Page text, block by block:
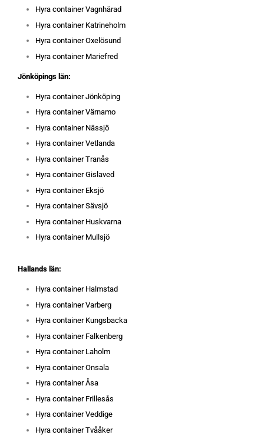
Hyra container Vagnhärad
Hyra container Katrineholm
Hyra container Oxelösund
Hyra container Mariefred
Jönköpings län:
Hyra container Jönköping
Hyra container Värnamo
Hyra container Nässjö
Hyra container Vetlanda
Hyra container Tranås
Hyra container Gislaved
Hyra container Eksjö
Hyra container Sävsjö
Hyra container Huskvarna
Hyra container Mullsjö
Hallands län:
Hyra container Halmstad
Hyra container Varberg
Hyra container Kungsbacka
Hyra container Falkenberg
Hyra container Laholm
Hyra container Onsala
Hyra container Åsa
Hyra container Frillesås
Hyra container Veddige
Hyra container Tvååker